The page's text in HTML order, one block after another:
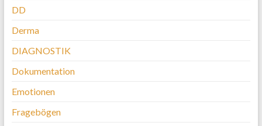
DD
Derma
DIAGNOSTIK
Dokumentation
Emotionen
Fragebögen